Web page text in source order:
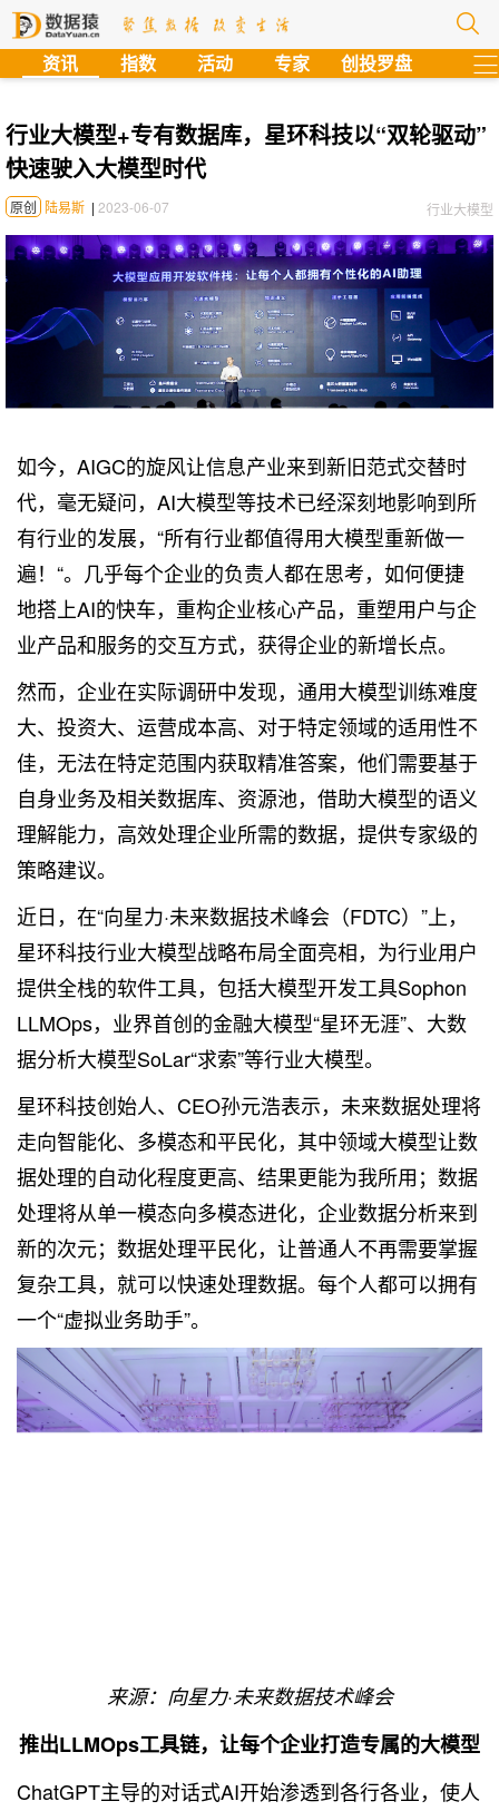
资讯 指数 活动 专家 创投罗盘
行业大模型+专有数据库，星环科技以“双轮驱动”
快速驶入大模型时代
行业大模型
原创 陆易斯 | 2023-06-07
如今，AIGC的旋风让信息产业来到新旧范式交替时
代，毫无疑问，AI大模型等技术已经深刻地影响到所
有行业的发展，“所有行业都值得用大模型重新做一
遍！“。几乎每个企业的负责人都在思考，如何便捷
地搭上AI的快车，重构企业核心产品，重塑用户与企
业产品和服务的交互方式，获得企业的新增长点。
然而，企业在实际调研中发现，通用大模型训练难度
大、投资大、运营成本高、对于特定领域的适用性不
佳，无法在特定范围内获取精准答案，他们需要基于
自身业务及相关数据库、资源池，借助大模型的语义
理解能力，高效处理企业所需的数据，提供专家级的
策略建议。
近日，在“向星力·未来数据技术峰会（FDTC）”上，
星环科技行业大模型战略布局全面亮相，为行业用户
提供全栈的软件工具，包括大模型开发工具Sophon
LLMOps，业界首创的金融大模型“星环无涯”、大数
据分析大模型SoLar“求索”等行业大模型。
星环科技创始人、CEO孙元浩表示，未来数据处理将
走向智能化、多模态和平民化，其中领域大模型让数
据处理的自动化程度更高、结果更能为我所用；数据
处理将从单一模态向多模态进化，企业数据分析来到
新的次元；数据处理平民化，让普通人不再需要掌握
复杂工具，就可以快速处理数据。每个人都可以拥有
一个“虚拟业务助手”。
来源：向星力·未来数据技术峰会
推出LLMOps工具链，让每个企业打造专属的大模型
ChatGPT主导的对话式AI开始渗透到各行各业，使人